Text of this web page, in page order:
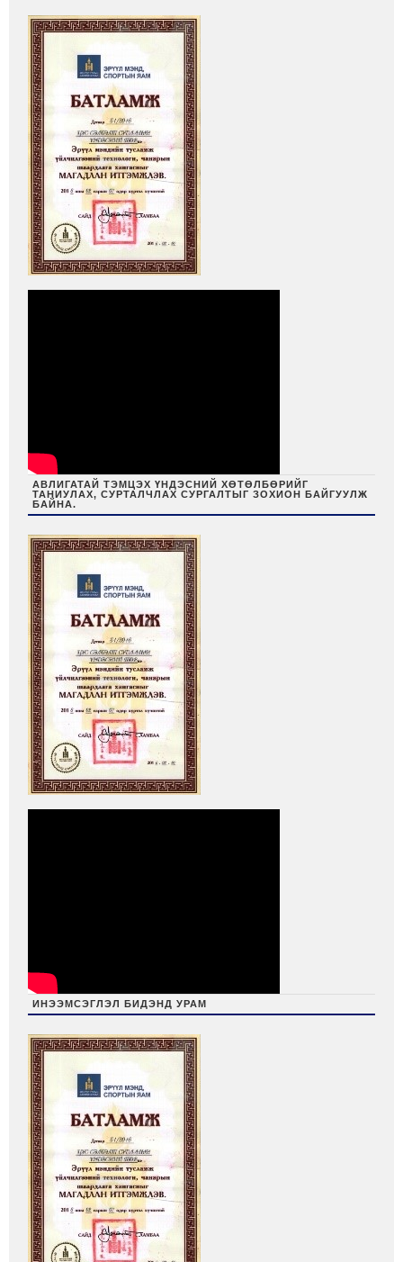
АВЛИГАТАЙ ТЭМЦЭХ ҮНДЭСНИЙ ХӨТӨЛБӨРИЙГ
ТАНИУЛАХ, СУРТАЛЧЛАХ СУРГАЛТЫГ ЗОХИОН БАЙГУУЛЖ
БАЙНА.
ИНЭЭМСЭГЛЭЛ БИДЭНД УРАМ